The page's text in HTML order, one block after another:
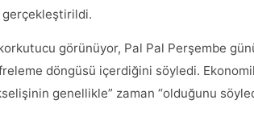
gerçekleştirildi.
görünüyor, Pal Pal Perşembe
döngüsü içerdiğini söyledi.
genellikle” zaman “olduğunu